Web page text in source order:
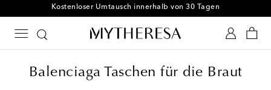
Kostenloser Umtausch innerhalb von 30 Tagen
Balenciaga Taschen für die Braut